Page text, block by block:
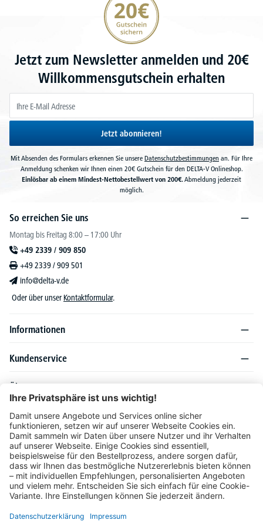
Jetzt zum Newsletter anmelden und 20€
Willkommensgutschein erhalten
Jetzt abonnieren!
Mit Absenden des Formulars erkennen Sie unsere Datenschutzbestimmungen an. Für Ihre
Anmeldung schenken wir Ihnen einen 20€ Gutschein für den DELTA-V Onlineshop.
Einlösbar ab einem Mindest-Nettobestellwert von 200€.Abmeldung jederzeit
möglich.
So erreichen Sie uns
Montag bis Freitag 8:00 – 17:00 Uhr
+49 2339 / 909 850
+49 2339 / 909 501
info@delta-v.de
Oder über unser Kontaktformular.
Informationen
Kundenservice
Über DELTA-V
Produktsortiment
Ratgeber
Folgen Sie uns auch auf
Unser Angebot richtet sich ausschließlich an Industrie, Handel, Gewerbe und